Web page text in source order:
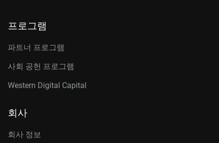
프로그램
파트너 프로그램
사회 공헌 프로그램
Western Digital Capital
회사
회사 정보